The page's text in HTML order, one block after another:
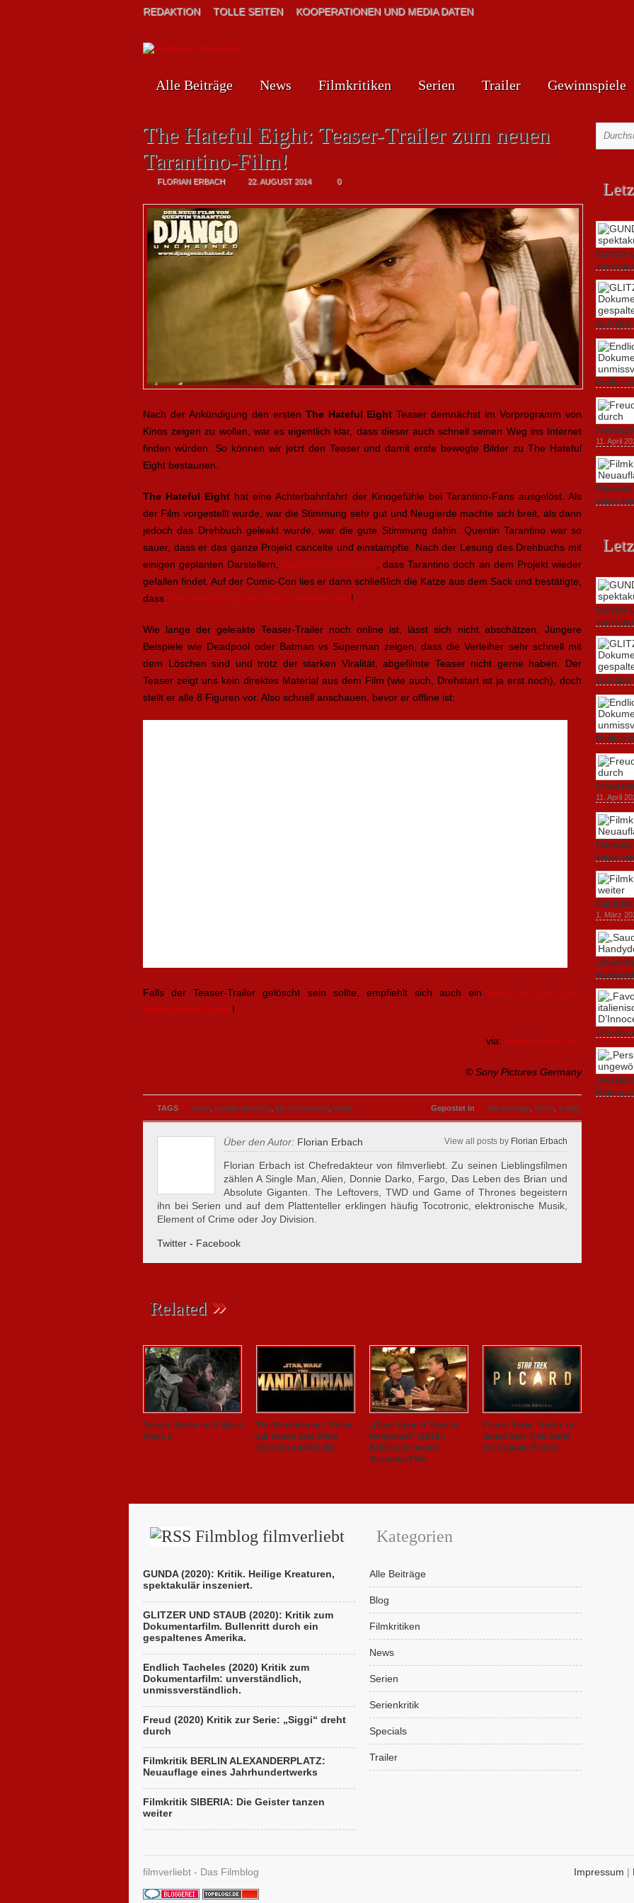
REDAKTION TOLLE SEITEN KOOPERATIONEN UND MEDIA DATEN
Alle Beiträge News Filmkritiken Serien Trailer Gewinnspiele
The Hateful Eight: Teaser-Trailer zum neuen
Tarantino-Film!
FLORIAN ERBACH 22. AUGUST 2014 0
Nach der Ankündigung den ersten The Hateful Eight Teaser demnächst im Vorprogramm von
Kinos zeigen zu wollen, war es eigentlich klar, dass dieser auch schnell seinen Weg ins Internet
finden würden. So können wir jetzt den Teaser und damit erste bewegte Bilder zu The Hateful
Eight bestaunen.
The Hateful Eight hat eine Achterbahnfahrt der Kinogefühle bei Tarantino-Fans ausgelöst. Als
der Film vorgestellt wurde, war die Stimmung sehr gut und Neugierde machte sich breit, als dann
jedoch das Drehbuch geleakt wurde, war die gute Stimmung dahin. Quentin Tarantino war so
sauer, dass er das ganze Projekt cancelte und einstampfte. Nach der Lesung des Drehbuchs mit
einigen geplanten Darstellern, kamen Gerüchte auf, dass Tarantino doch an dem Projekt wieder
gefallen findet. Auf der Comic-Con lies er dann schließlich die Katze aus dem Sack und bestätigte,
dass The Hateful Eight doch noch verfilmt wird!
Wie lange der geleakte Teaser-Trailer noch online ist, lässt sich nicht abschätzen. Jüngere
Beispiele wie Deadpool oder Batman vs Superman zeigen, dass die Verleiher sehr schnell mit
dem Löschen sind und trotz der starken Viralität, abgefilmte Teaser nicht gerne haben. Der
Teaser zeigt uns kein direktes Material aus dem Film (wie auch, Drehstart ist ja erst noch), doch
stellt er alle 8 Figuren vor. Also schnell anschauen, bevor er offline ist:
Falls der Teaser-Trailer gelöscht sein sollte, empfiehlt sich auch ein Blick auf das sehr
sehenswerte Poster!
via: langweiledich.net
© Sony Pictures Germany
TAGS » news quentin tarantino the hateful eight trailer Gepostet in » Alle Beiträge News Trailer
Über den Autor: Florian Erbach View all posts by Florian Erbach
Florian Erbach ist Chefredakteur von filmverliebt. Zu seinen Lieblingsfilmen
zählen A Single Man, Alien, Donnie Darko, Fargo, Das Leben des Brian und
Absolute Giganten. The Leftovers, TWD und Game of Thrones begeistern
ihn bei Serien und auf dem Plattenteller erklingen häufig Tocotronic, elektronische Musik,
Element of Crime oder Joy Division.
Twitter - Facebook
Related »
Teaser-Trailer zu A Quiet
Place 2
The Mandalorian: Trailer
zur neuen Star Wars
Serie ist endlich da!
„Once Upon A Time In
Hollywood“ (2019):
Kritik zum neuen
Tarantino-Film.
Picard Serie: Trailer zu
neuen Star Trek-Serie
mit Captain Picard
GUNDA
3.
Endlich
19. Mai
Freud
11. April
eines
GUNDA
Amerika.
3.
Endlich
19. Mai
Freud
11. April
eines
1. März
„Saudi
25.
Filmblog filmverliebt
GUNDA (2020): Kritik. Heilige Kreaturen,
spektakulär inszeniert.
GLITZER UND STAUB (2020): Kritik zum
Dokumentarfilm. Bullenritt durch ein
gespaltenes Amerika.
Endlich Tacheles (2020) Kritik zum
Dokumentarfilm: unverständlich,
unmissverständlich.
Freud (2020) Kritik zur Serie: „Siggi“ dreht
durch
Filmkritik BERLIN ALEXANDERPLATZ:
Neuauflage eines Jahrhundertwerks
Filmkritik SIBERIA: Die Geister tanzen
weiter
Kategorien
Alle Beiträge
Blog
Filmkritiken
News
Serien
Serienkritik
Specials
Trailer
filmverliebt - Das Filmblog Impressum |